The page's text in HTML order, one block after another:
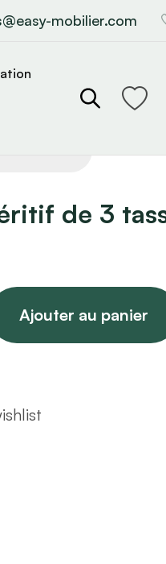
mobilier.com
de 3
Ajouter au panier